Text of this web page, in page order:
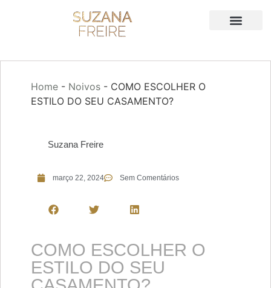
Home - Noivos - COMO ESCOLHER O
ESTILO DO SEU CASAMENTO?
Suzana Freire
março 22, 2024 Sem Comentários
COMO ESCOLHER O
ESTILO DO SEU